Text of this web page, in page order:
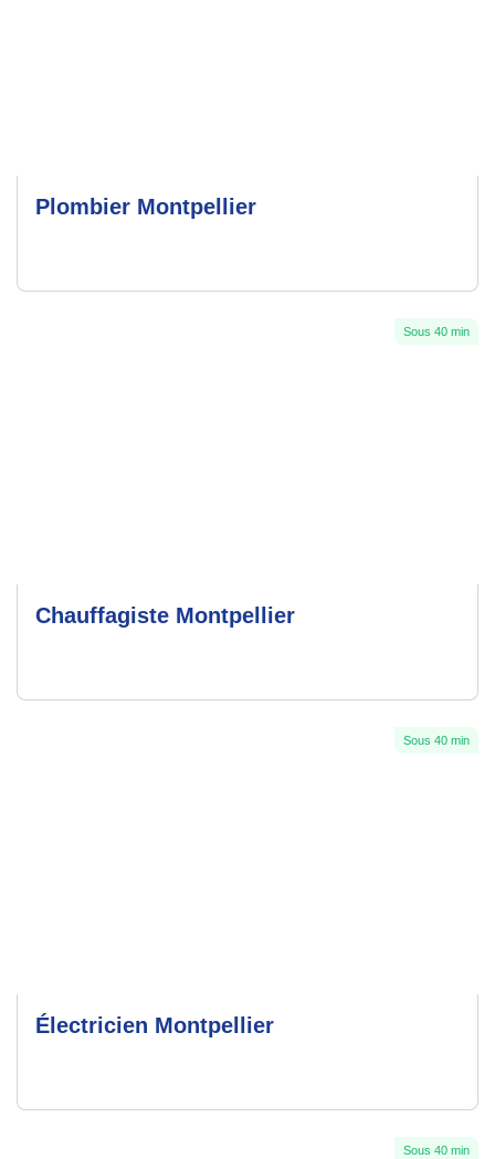
Plombier Montpellier
Sous 40 min
Chauffagiste Montpellier
Sous 40 min
Électricien Montpellier
Sous 40 min